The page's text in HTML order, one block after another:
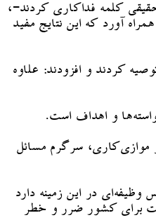
مجموعه دولت -به‌ویژه دستگاه‌هایی که در آزمون ۱۲ روزه جنگ به معنای حقیقی کلمه فداکاری کردند-،
آورد که این نتایج مفید
کردند و افزودند: علاوه
و اهداف است.
موازی‌کاری، سرگرم مسائل
در این زمینه دارد
برای کشور ضرر و خطر